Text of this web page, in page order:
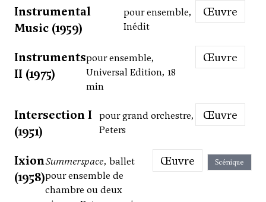
Instrumental
Music (1959)
pour ensemble,
Inédit
Œuvre
Instruments
II (1975)
pour ensemble,
Universal Edition, 18
min
Œuvre
Intersection I
(1951)
pour grand orchestre,
Peters
Œuvre
Ixion
(1958)
Summerspace, ballet
pour ensemble de
chambre ou deux
Œuvre Scénique